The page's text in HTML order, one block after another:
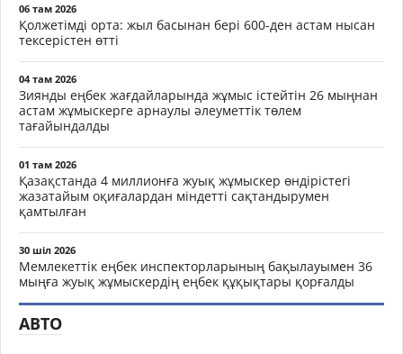
06 там 2026
Қолжетімді орта: жыл басынан бері 600-ден астам нысан
тексерістен өтті
04 там 2026
Зиянды еңбек жағдайларында жұмыс істейтін 26 мыңнан
астам жұмыскерге арнаулы әлеуметтік төлем
тағайындалды
01 там 2026
Қазақстанда 4 миллионға жуық жұмыскер өндірістегі
жазатайым оқиғалардан міндетті сақтандырумен
қамтылған
30 шіл 2026
Мемлекеттік еңбек инспекторларының бақылауымен 36
мыңға жуық жұмыскердің еңбек құқықтары қорғалды
АВТО